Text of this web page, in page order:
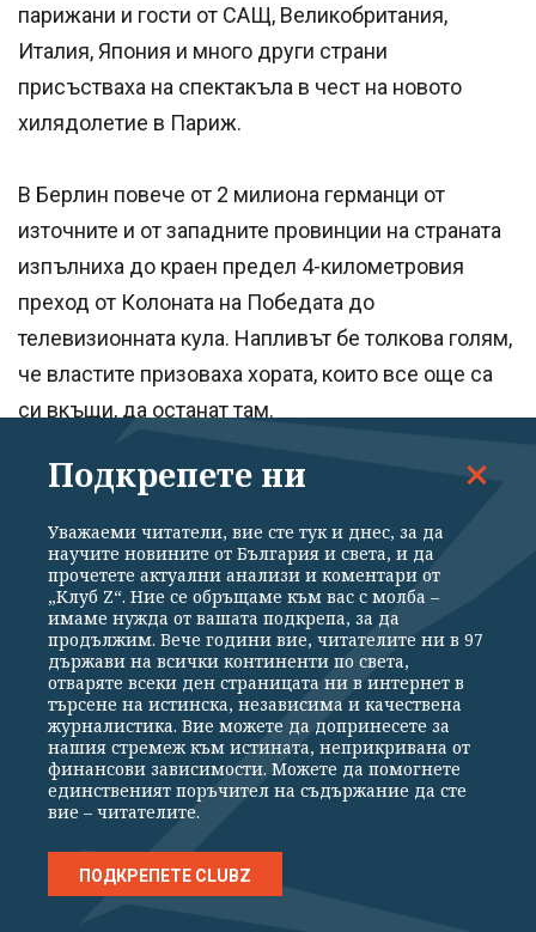
парижани и гости от САЩ, Великобритания,
Италия, Япония и много други страни
присъстваха на спектакъла в чест на новото
хилядолетие в Париж.
В Берлин повече от 2 милиона германци от
източните и от западните провинции на страната
изпълниха до краен предел 4-километровия
преход от Колоната на Победата до
телевизионната кула. Напливът бе толкова голям,
че властите призоваха хората, които все още са
си вкъщи, да останат там.
Всички европейски градове посрещнаха по
Гигантски стълбове от светлини осветиха небето
над Акропола в гръцката столица Атина, по чиито
улици десетки хиляди хора се присъединиха към
шумния купон, режисиран от популярния
композитор Микис Теодоракис.
В Букурещ на Площада на революцията се
събраха около 15 хиляди румънци, за да
фолклорна музика и светлините на фойерверките.
Подкрепете ни
Уважаеми читатели, вие сте тук и днес, за да
научите новините от България и света, и да
прочетете актуални анализи и коментари от
„Клуб Z“. Ние се обръщаме към вас с молба –
имаме нужда от вашата подкрепа, за да
продължим. Вече години вие, читателите ни в 97
държави на всички континенти по света,
отваряте всеки ден страницата ни в интернет в
търсене на истинска, независима и качествена
журналистика. Вие можете да допринесете за
нашия стремеж към истината, неприкривана от
финансови зависимости. Можете да помогнете
единственият поръчител на съдържание да сте
вие – читателите.
ПОДКРЕПЕТЕ CLUBZ